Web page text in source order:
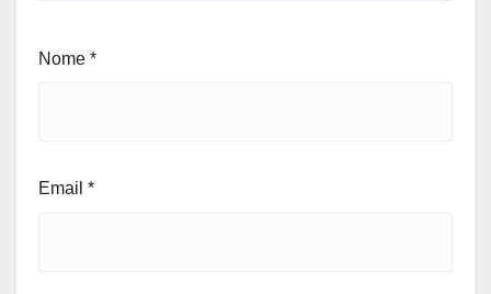
Nome *
Email *